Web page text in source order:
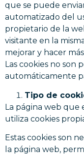
que se puede
automatizado del
propietario de la
visitante en la
mejorar y hacer
Las cookies no son
automáticamente
Tipo de
La página web que
utiliza cookies
Estas cookies son
la página web,